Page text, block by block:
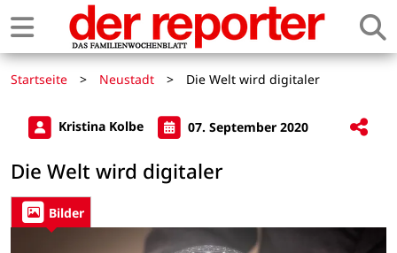
Startseite > Neustadt > Die Welt wird digitaler
Kristina Kolbe 07. September 2020
Die Welt wird digitaler
Bilder